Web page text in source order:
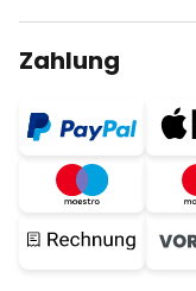
Zahlung